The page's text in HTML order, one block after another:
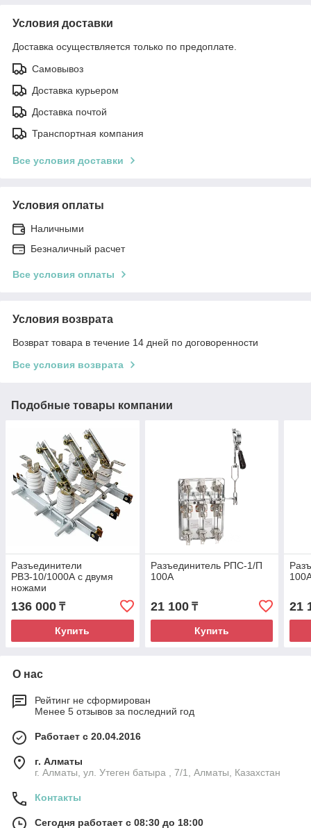
Условия доставки
Доставка осуществляется только по предоплате.
Самовывоз
Доставка курьером
Доставка почтой
Транспортная компания
Все условия доставки
Условия оплаты
Наличными
Безналичный расчет
Все условия оплаты
Условия возврата
Возврат товара в течение 14 дней по договоренности
Все условия возврата
Подобные товары компании
Разъединители
РВЗ-10/1000А с двумя
ножами
136 000 ₸
Купить
Разъединитель РПС-1/П
100А
21 100₸
Купить
21
О нас
Рейтинг не сформирован
Менее 5 отзывов за последний год
Работает с 20.04.2016
г. Алматы
г. Алматы, ул. Утеген батыра , 7/1, Алматы, Казахстан
Контакты
Сегодня работает с 08:30 до 18:00